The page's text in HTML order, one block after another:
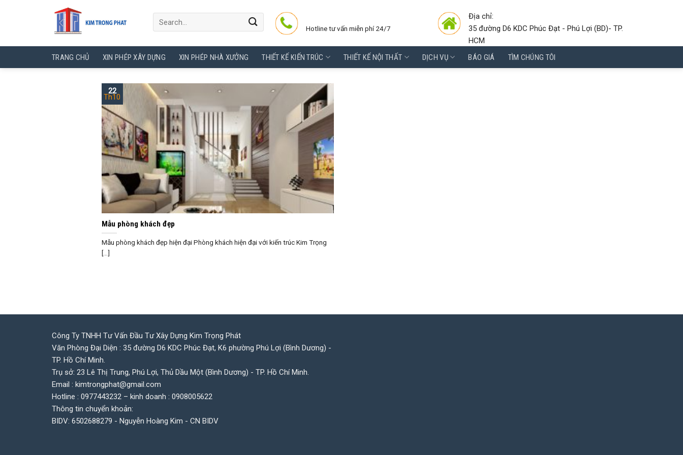
Hotline tư vấn miễn phí 24/7
Địa chỉ:
35 đường D6 KDC Phúc Đạt - Phú Lợi (BD)- TP.
HCM
TRANG CHỦ
XIN PHÉP XÂY DỰNG XIN PHÉP NHÀ XƯỞNG THIẾT KẾ KIẾN TRÚC THIẾT KẾ NỘI THẤT DỊCH VỤ BÁO GIÁ TÌM CHÚNG TÔI
Mẫu phòng khách đẹp
Mẫu phòng khách đẹp hiện đại Phòng khách hiện đại với kiến trúc Kim Trọng
[...]
22
Th10
Công Ty TNHH Tư Vấn Đầu Tư Xây Dựng Kim Trọng Phát
Văn Phòng Đại Diện : 35 đường D6 KDC Phúc Đạt, K6 phường Phú Lợi (Bình Dương) -
TP. Hồ Chí Minh.
Trụ sở: 23 Lê Thị Trung, Phú Lợi, Thủ Dầu Một (Bình Dương) - TP. Hồ Chí Minh.
Email : kimtrongphat@gmail.com
Hotline : 0977443232 – kinh doanh : 0908005622
Thông tin chuyển khoản:
BIDV: 6502688279 - Nguyễn Hoàng Kim - CN BIDV